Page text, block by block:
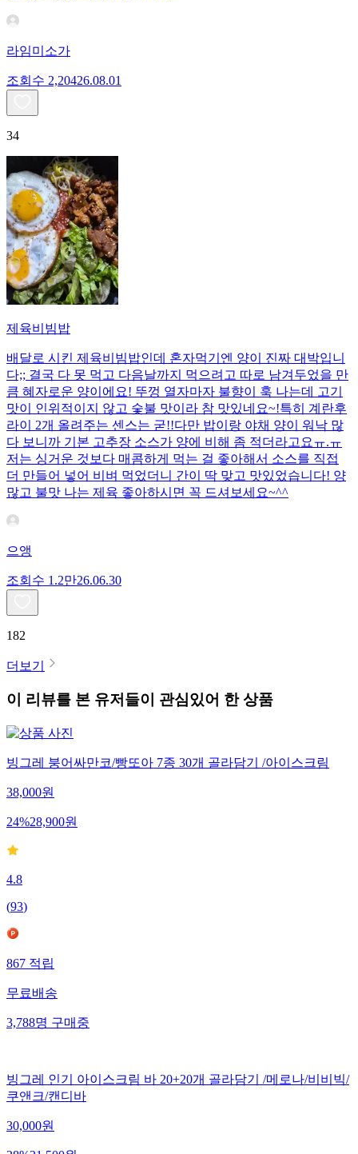
라임미소가
조회수 2,20426.08.01
34
제육비빔밥
배달로 시킨 제육비빔밥인데 혼자먹기엔 양이 진짜 대박입니
다;; 결국 다 못 먹고 다음날까지 먹으려고 따로 남겨두었을 만
큼 혜자로운 양이에요! 뚜껑 열자마자 불향이 훅 나는데 고기
맛이 인위적이지 않고 숯불 맛이라 참 맛있네요~!특히 계란후
라이 2개 올려주는 센스는 굳!! ​다만 밥이랑 야채 양이 워낙 많
다 보니까 기본 고추장 소스가 양에 비해 좀 적더라고요ㅠ.ㅠ
저는 싱거운 것보다 매콤하게 먹는 걸 좋아해서 소스를 직접
더 만들어 넣어 비벼 먹었더니 간이 딱 맞고 맛있었습니다! 양
많고 불맛 나는 제육 좋아하시면 꼭 드셔보세요~^^
으앵
조회수 1.2만26.06.30
182
더보기
이 리뷰를 본 유저들이 관심있어 한 상품
빙그레 붕어싸만코/빵또아 7종 30개 골라담기 /아이스크림
38,000원
24%28,900원
4.8
(93)
867 적립
무료배송
3,788명 구매중
빙그레 인기 아이스크림 바 20+20개 골라담기 /메로나/비비빅/
쿠앤크/캔디바
30,000원